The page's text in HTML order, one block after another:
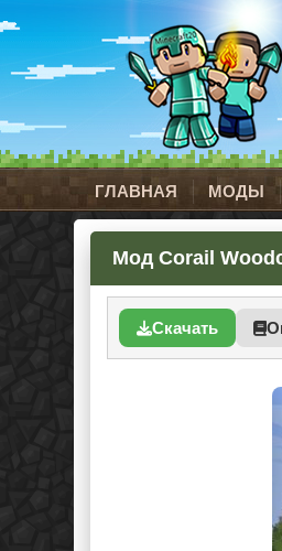
ГЛАВНАЯ МОДЫ
Мод Corail
Скачать